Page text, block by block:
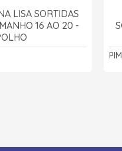
LISA SORTIDAS
16 AO 20 -